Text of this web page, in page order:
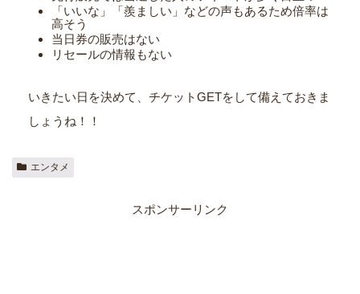
「いいな」「羨ましい」などの声もあるため倍率は
高そう
当日券の販売はない
リセールの情報もない
いきたい日を決めて、チケットGETをして備えておきま
しょうね！！
エンタメ
スポンサーリンク